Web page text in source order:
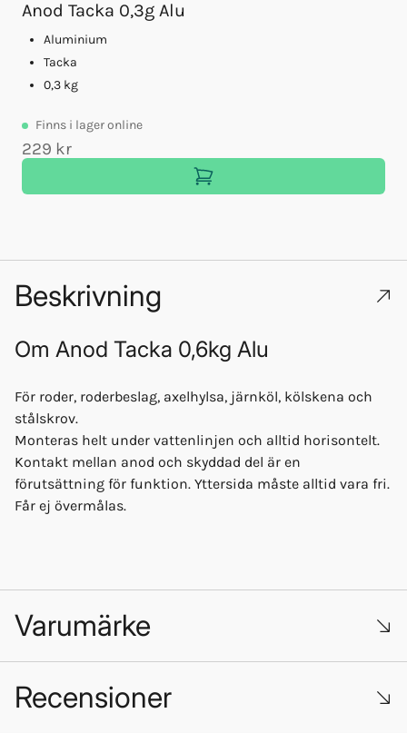
Anod Tacka 0,3g Alu
Aluminium
Tacka
0,3 kg
Finns i lager online
229 kr
Beskrivning
Om Anod Tacka 0,6kg Alu
För roder, roderbeslag, axelhylsa, järnköl, kölskena och
stålskrov.
Monteras helt under vattenlinjen och alltid horisontelt.
Kontakt mellan anod och skyddad del är en
förutsättning för funktion. Yttersida måste alltid vara fri.
Får ej övermålas.
Varumärke
Recensioner